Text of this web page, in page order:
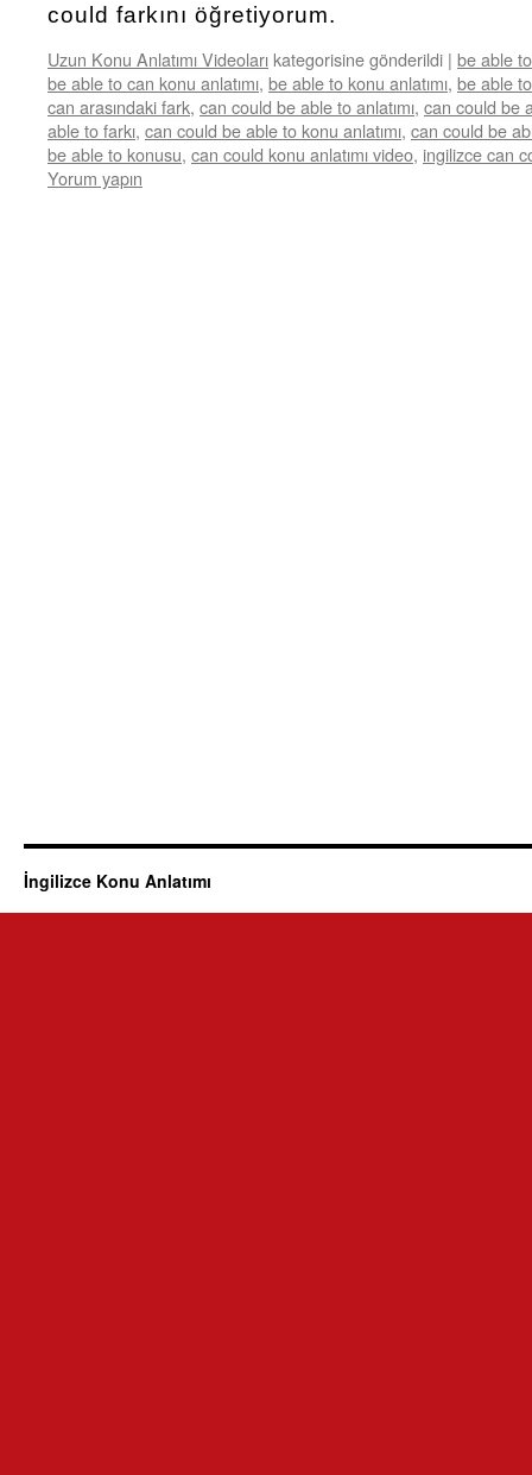
could farkını öğretiyorum.
Uzun Konu Anlatımı Videoları kategorisine gönderildi | be able
be able to can konu anlatımı, be able to konu anlatımı, be able
can arasındaki fark, can could be able to anlatımı, can could be
able to farkı, can could be able to konu anlatımı, can could be
be able to konusu, can could konu anlatımı video, ingilizce can
Yorum yapın
İngilizce Konu Anlatımı